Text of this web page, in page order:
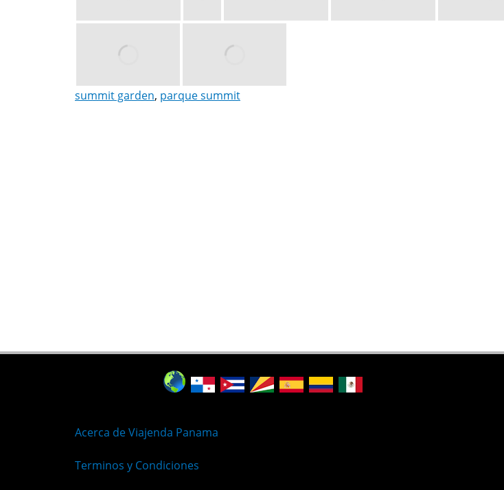
summit garden, parque summit
Acerca de Viajenda Panama
Terminos y Condiciones